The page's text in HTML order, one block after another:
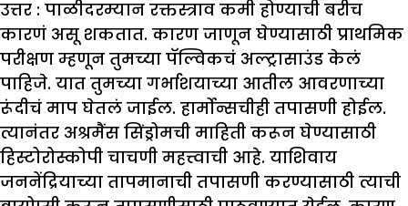
उत्तर : पाळीदरम्यान रक्तस्त्राव कमी होण्याची बरीच
कारणं असू शकतात. कारण जाणून घेण्यासाठी प्राथमिक
परीक्षण म्हणून तुमच्या पॅल्विकचं अल्ट्रासाउंड केलं
पाहिजे. यात तुमच्या गर्भाशयाच्या आतील आवरणाच्या
रूंदीचं माप घेतलं जाईल. हार्मोन्सचीही तपासणी होईल.
त्यानंतर अश्रमैंस सिंड्रोमची माहिती करून घेण्यासाठी
हिस्टोरोस्कोपी चाचणी महत्त्वाची आहे. याशिवाय
जननेंद्रियाच्या तापमानाची तपासणी करण्यासाठी त्याची